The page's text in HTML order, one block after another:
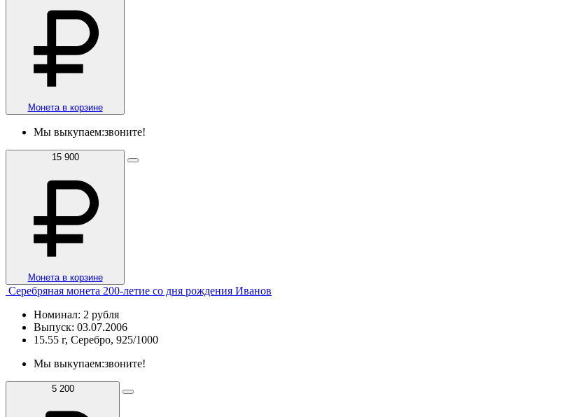
Монета в корзине
Мы выкупаем:звоните!
15 900
Монета в корзине
Серебряная монета 200-летие со дня рождения Иванов
Номинал: 2 рубля
Выпуск: 03.07.2006
15.55 г, Серебро, 925/1000
Мы выкупаем:звоните!
5 200